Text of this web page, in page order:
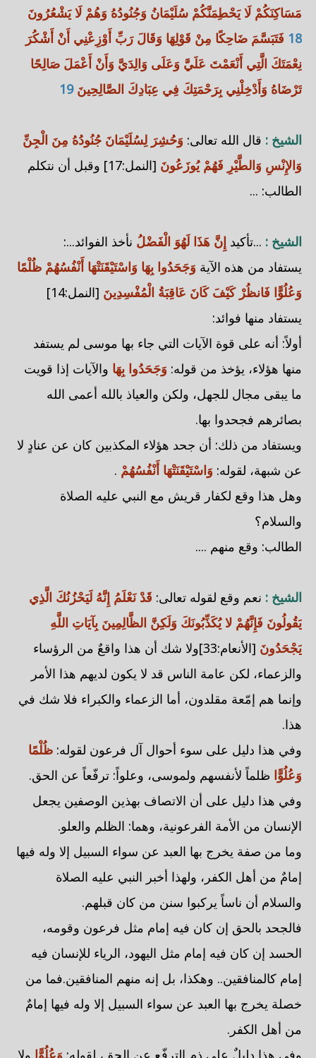
مَسَاكِنَكُمْ لَا يَحْطِمَنَّكُمْ سُلَيْمَانُ وَجُنُودُهُ وَهُمْ لَا يَشْعُرُونَ
18 فَتَبَسَّمَ ضَاحِكًا مِنْ قَوْلِهَا وَقَالَ رَبِّ أَوْزِعْنِي أَنْ أَشْكُرَ
نِعْمَتَكَ الَّتِي أَنْعَمْتَ عَلَيَّ وَعَلَى وَالِدَيَّ وَأَنْ أَعْمَلَ صَالِحًا
تَرْضَاهُ وَأَدْخِلْنِي بِرَحْمَتِكَ فِي عِبَادِكَ الصَّالِحِينَ19
الشيخ : قال الله تعالى: وَحُشِرَ لِسُلَيْمَانَ جُنُودُهُ مِنَ الْجِنِّ
وَالإِنْسِ وَالطَّيْرِ فَهُمْ يُوزَعُونَ [النمل:17] وقبل أن نتكلم
الطالب: ...
الشيخ : ...تأكيد إِنَّ هَذَا لَهُوَ الْفَضْلُ نأخذ الفوائد...:
يستفاد من هذه الآية وَجَحَدُوا بِهَا وَاسْتَيْقَنَتْهَا أَنْفُسُهُمْ ظُلْمًا
وَعُلُوًّا فَانظُرْ كَيْفَ كَانَ عَاقِبَةُ الْمُفْسِدِينَ
[النمل:14]
يستفاد منها فوائد:
أولاً: أنه على قوة الآيات التي جاء بها موسى لم يستفد
منها هؤلاء، يؤخذ من قوله: وَجَحَدُوا بِهَا والآيات إذا قويت
ما يبقى مجال للجهل، ولكن والعياذ بالله أعمى الله
بصائرهم فجحدوا بها.
ويستفاد من ذلك: أن جحد هؤلاء المكذبين كان عن عنادٍ لا
عن شبهة، لقوله: وَاسْتَيْقَنَتْهَا أَنْفُسُهُمْ .
وهل هذا وقع لكفار قريش مع النبي عليه الصلاة
والسلام؟
الطالب: وقع منهم ....
الشيخ : نعم وقع لقوله تعالى: قَدْ نَعْلَمُ إِنَّهُ لَيَحْزُنُكَ الَّذِي
يَقُولُونَ فَإِنَّهُمْ لا يُكَذِّبُونَكَ وَلَكِنَّ الظَّالِمِينَ بِآيَاتِ اللَّهِ
يَجْحَدُونَ
[الأنعام:33]ولا شك أن هذا واقعٌ من الرؤساء
والزعماء، لكن عامة الناس قد لا يكون لديهم هذا الأمر
وإنما هم إمّعة مقلدون، أما الزعماء والكبراء فلا شك في
هذا.
وفي هذا دليل على سوء أحوال آل فرعون لقوله: ظُلْمًا
وَعُلُوًّا ظلماً لأنفسهم ولموسى، وعلواً: ترفّعاً عن الحق.
وفي هذا دليل على أن الاتصاف بهذين الوصفين يجعل
الإنسان من الأمة الفرعونية، وهما: الظلم والعلو.
وما من صفة يخرج بها العبد عن سواء السبيل إلا وله فيها
إمامٌ من أهل الكفر، ولهذا أخبر النبي عليه الصلاة
والسلام أن ناساً يركبوا سنن من كان قبلهم.
فالجحد بالحق إن كان فيه إمام مثل فرعون وقومه،
الحسد إن كان فيه إمام مثل اليهود، الرياء للإنسان فيه
إمام كالمنافقين.. وهكذا، بل إنه منهم المنافقين.فما من
خصلة يخرج بها العبد عن سواء السبيل إلا وله فيها إمامٌ
من أهل الكفر.